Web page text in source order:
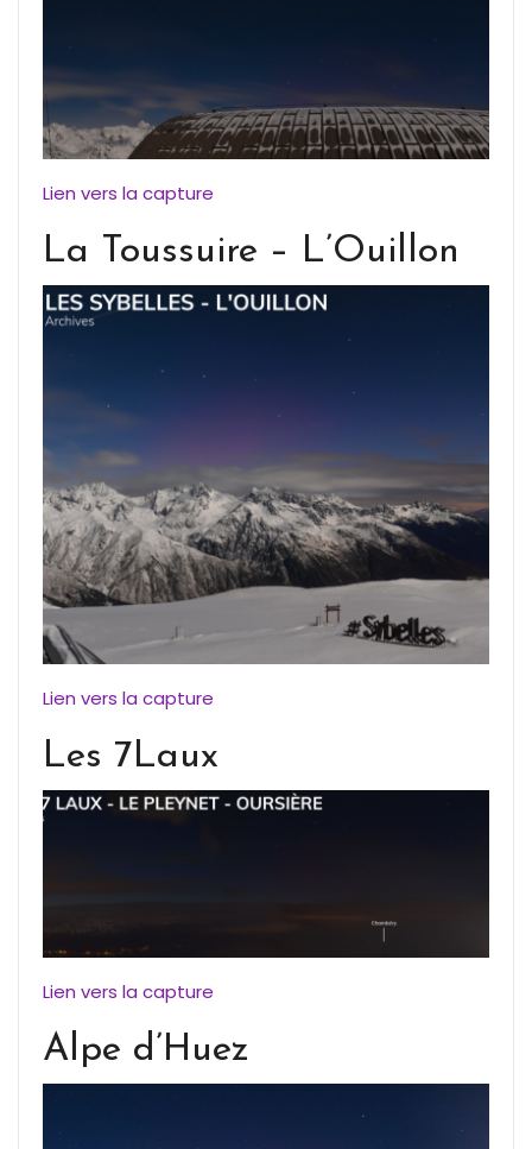
Lien vers la capture
La Toussuire – L’Ouillon
Lien vers la capture
Les 7Laux
Lien vers la capture
Alpe d’Huez